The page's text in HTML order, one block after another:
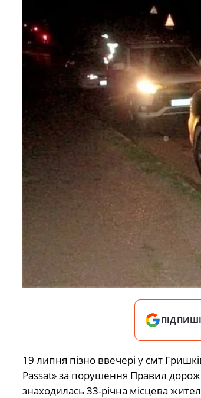
19 липня пізно ввечері у смт
Passat» за порушення Правил
знаходилась 33-річна місцева